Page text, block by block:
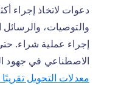
دعوات لاتخاذ إجراء
والتوصيات،
إجراء عملية شراء.
الاصطناعي في جهود
معدلات التحويل